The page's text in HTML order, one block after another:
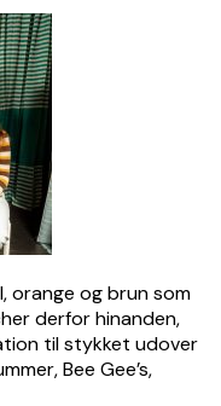
orange og brun som
derfor hinanden,
til stykket udover
Bee Gee’s,